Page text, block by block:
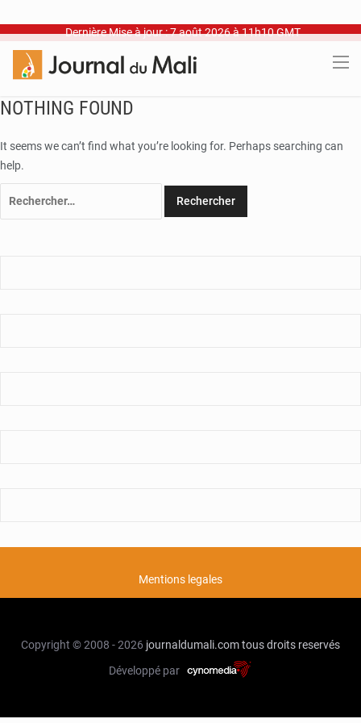
Dernière Mise à jour : 7 août 2026 à 11h10 GMT
NOTHING FOUND
It seems we can’t find what you’re looking for. Perhaps searching can
help.
Mentions legales
Copyright © 2008 - 2026 journaldumali.comtous droits reservés
Développé par